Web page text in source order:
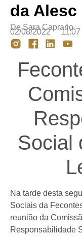
da Alesc
DeSara Caprario
02/08/2022 11:07
Social
Na tarde desta
Sociais da
reunião da
Responsabilidade